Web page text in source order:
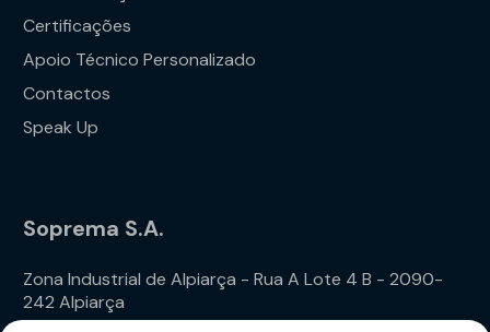
Certificações
Apoio Técnico Personalizado
Contactos
Speak Up
Soprema S.A.
Zona Industrial de Alpiarça - Rua A Lote 4 B - 2090-
242 Alpiarça